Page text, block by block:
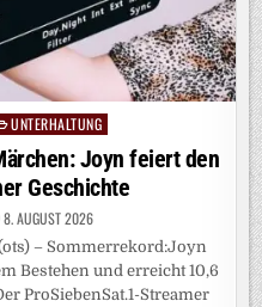
WÖRLE
VON
SEINEN
„PREUSSEN B
EEINDRUCKT“, 5
:2! R
EGENSBURG H
AT S
PASS
UNTERHALTUNG
Joyn feiert den
Geschichte
8. AUGUST 2026
– Sommerrekord:Joyn
Bestehen und erreicht 10,6
ProSiebenSat.1-Streamer